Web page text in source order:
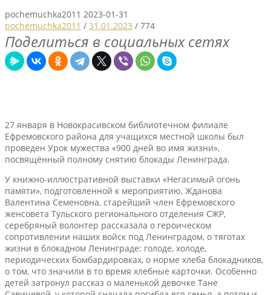
pochemuchka2011 2023-01-31
pochemuchka2011 / 31.01.2023 / 774
Поделиться в социальных сетях
27 января в Новокрасивском библиотечном филиале
Ефремовского района ​для учащихся местной школы был
проведен Урок мужества «900 дней во имя жизни»,
посвящённый полному снятию блокады Ленинграда.
У книжно-иллюстративной выставки «Негасимый огонь
памяти», подготовленной к мероприятию, Жданова
Валентина Семеновна, старейший член Ефремовского
женсовета Тульского регионального отделения СЖР,
серебряный волонтер рассказала о героическом
сопротивлении наших войск под Ленинградом, о тяготах
жизни в блокадном Ленинграде: голоде, холоде,
периодических бомбардировках, о норме хлеба блокадников,
о том, что значили в то время хлебные карточки. Особенно
детей затронул рассказ о маленькой девочке Тане